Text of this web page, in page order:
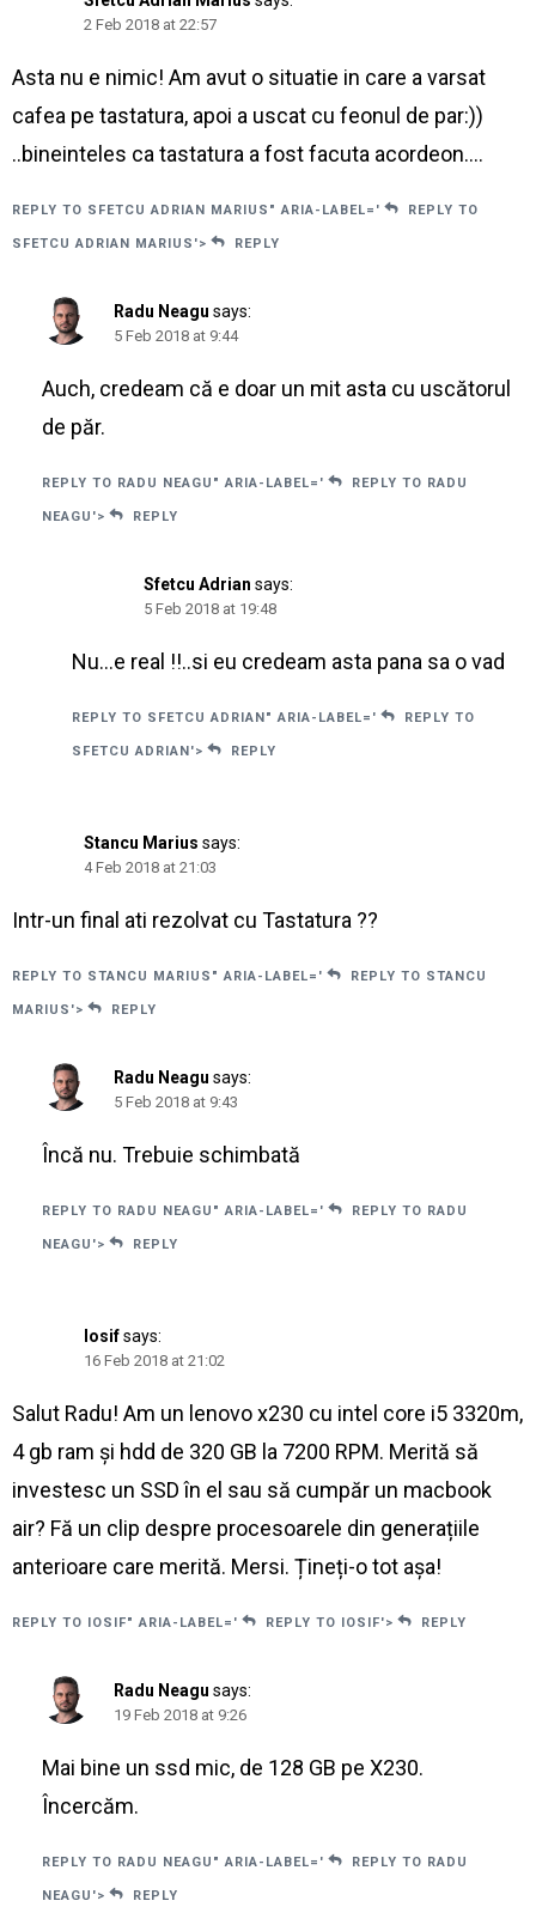
2 Feb 2018 at 22:57
Asta nu e nimic! Am avut o situatie in care a varsat
cafea pe tastatura, apoi a uscat cu feonul de par:))
..bineinteles ca tastatura a fost facuta acordeon….
REPLY TO SFETCU ADRIAN MARIUS" ARIA-LABEL=' REPLY TO
SFETCU ADRIAN MARIUS'> REPLY
Radu Neagu says:
5 Feb 2018 at 9:44
Auch, credeam că e doar un mit asta cu uscătorul
de păr.
REPLY TO RADU NEAGU" ARIA-LABEL=' REPLY TO RADU
NEAGU'> REPLY
Sfetcu Adrian says:
5 Feb 2018 at 19:48
Nu…e real !!..si eu credeam asta pana sa o vad
REPLY TO SFETCU ADRIAN" ARIA-LABEL=' REPLY TO
SFETCU ADRIAN'> REPLY
Stancu Marius says:
4 Feb 2018 at 21:03
Intr-un final ati rezolvat cu Tastatura ??
REPLY TO STANCU MARIUS" ARIA-LABEL=' REPLY TO STANCU
MARIUS'> REPLY
Radu Neagu says:
5 Feb 2018 at 9:43
Încă nu. Trebuie schimbată
REPLY TO RADU NEAGU" ARIA-LABEL=' REPLY TO RADU
NEAGU'> REPLY
Iosifsays:
16 Feb 2018 at 21:02
Salut Radu! Am un lenovo x230 cu intel core i5 3320m,
4 gb ram și hdd de 320 GB la 7200 RPM. Merită să
investesc un SSD în el sau să cumpăr un macbook
air? Fă un clip despre procesoarele din generațiile
anterioare care merită. Mersi. Țineți-o tot așa!
REPLY TO IOSIF" ARIA-LABEL=' REPLY TO IOSIF'> REPLY
Radu Neagu says:
19 Feb 2018 at 9:26
Mai bine un ssd mic, de 128 GB pe X230.
Încercăm.
REPLY TO RADU NEAGU" ARIA-LABEL=' REPLY TO RADU
NEAGU'> REPLY